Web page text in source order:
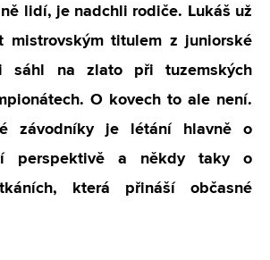
lidí, je nadchli rodiče. Lukáš už
mistrovským titulem z juniorské
sáhl na zlato při tuzemských
O kovech to ale není.
závodníky je létání hlavně o
perspektivě a někdy taky o
která přináší občasné